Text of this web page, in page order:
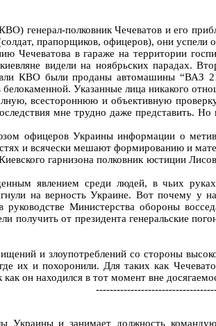
генерал-полковник Чечеватов и его
прапорщиков, офицеров), они
Чечеватова в гараже на территории
видели на ноябрьских парадах.
КВО были проданы автомашины
Указанные лица никакого
всестороннюю и объективную
мне трудно даже
офицеров Украины информации о
и всячески мешают формированию и
гарнизона полковник юстиции
явлением среди людей, в чьих
на верность Украине. Вот почему у
руководстве Министерства обороны
получить от президента генеральские
и злоупотреблений со стороны
их и похоронили. Для таких как
как он находился в тот момент вне
Украины и занимает должность